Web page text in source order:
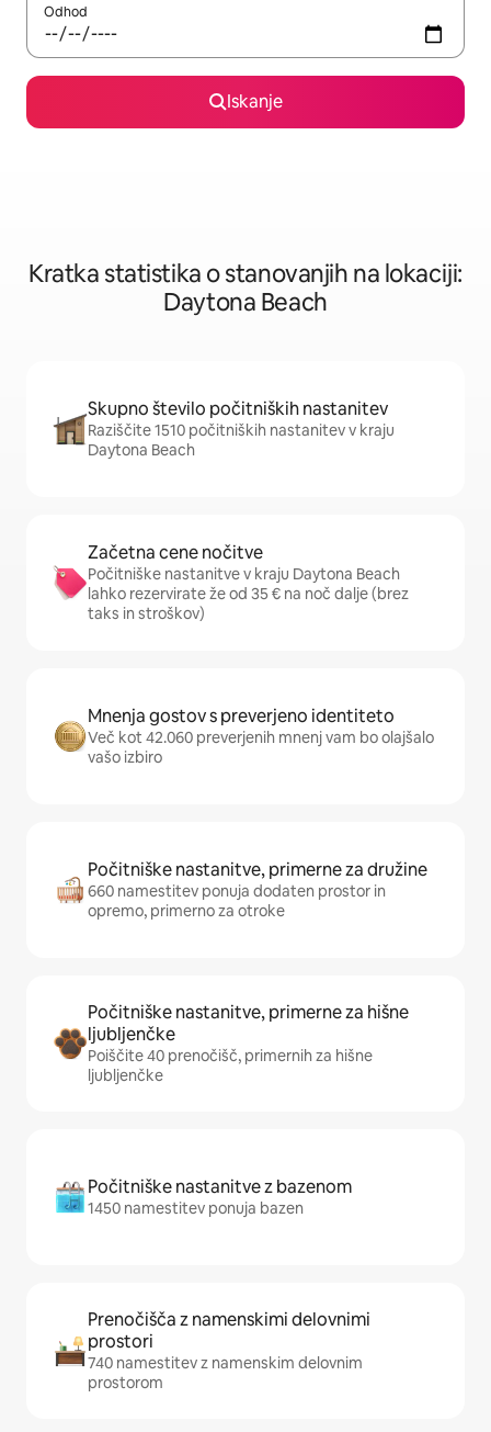
Odhod
Iskanje
Kratka statistika o stanovanjih na lokaciji:
Daytona Beach
Skupno število počitniških nastanitev
Raziščite 1510 počitniških nastanitev v kraju
Daytona Beach
Začetna cene nočitve
Počitniške nastanitve v kraju Daytona Beach
lahko rezervirate že od 35 € na noč dalje (brez
taks in stroškov)
Mnenja gostov s preverjeno identiteto
Več kot 42.060 preverjenih mnenj vam bo olajšalo
vašo izbiro
Počitniške nastanitve, primerne za družine
660 namestitev ponuja dodaten prostor in
opremo, primerno za otroke
Počitniške nastanitve, primerne za hišne
ljubljenčke
Poiščite 40 prenočišč, primernih za hišne
ljubljenčke
Počitniške nastanitve z bazenom
1450 namestitev ponuja bazen
Prenočišča z namenskimi delovnimi
prostori
740 namestitev z namenskim delovnim
prostorom